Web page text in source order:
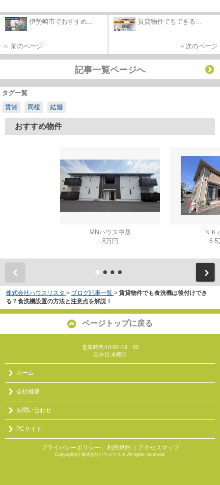
伊勢崎市でおすすめ...
＜ 前のページ
賃貸物件でもできる...
＞次のページ
記事一覧ページへ
タグ一覧
賃貸
同棲 結婚
おすすめ物件
MNハウス中居
8万円
ＮＫ
6.5
株式会社ハウスリスタ > ブログ記事一覧 > 賃貸物件でも食洗機は後付けでき
る？食洗機設置の方法と注意点を解説！
ページトップに戻る
営業時間:10:00~19：00
定休日:水曜日
ホーム
会社概要
お問い合わせ
PCサイト
プライバシーポリシー ｜ 利用規約 ｜アクセスマップ
Copyright(c) 株式会社ハウスリスタ All rights reserved.